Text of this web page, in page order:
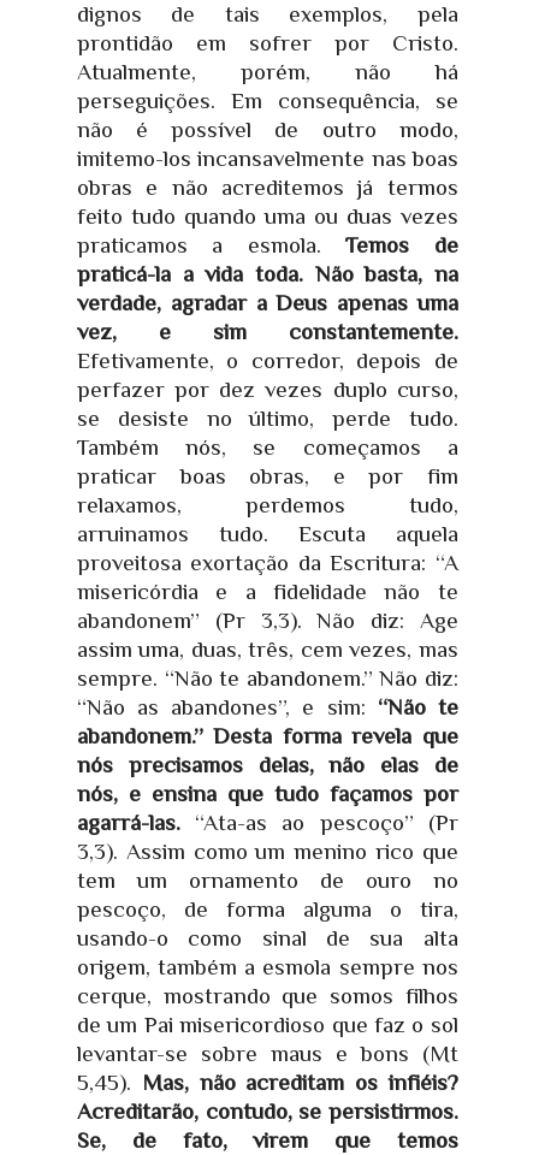
dignos de tais exemplos, pela
prontidão em sofrer por Cristo.
Atualmente, porém, não há
perseguições. Em consequência, se
não é possível de outro modo,
imitemo-los incansavelmente nas boas
obras e não acreditemos já termos
feito tudo quando uma ou duas vezes
praticamos a esmola.Temos de
praticá-la a vida toda. Não basta, na
verdade, agradar a Deus apenas uma
vez, e sim constantemente.
Efetivamente, o corredor, depois de
perfazer por dez vezes duplo curso,
se desiste no último, perde tudo.
Também nós, se começamos a
praticar boas obras, e por fim
relaxamos, perdemos tudo,
arruinamos tudo. Escuta aquela
proveitosa exortação da Escritura: “A
misericórdia e a fidelidade não te
abandonem” (Pr 3,3). Não diz: Age
assim uma, duas, três, cem vezes, mas
sempre. “Não te abandonem.” Não diz:
“Não as abandones”, e sim: “Não te
abandonem.” Desta forma revela que
nós precisamos delas, não elas de
nós, e ensina que tudo façamos por
agarrá-las. “Ata-as ao pescoço” (Pr
3,3). Assim como um menino rico que
tem um ornamento de ouro no
pescoço, de forma alguma o tira,
usando-o como sinal de sua alta
origem, também a esmola sempre nos
cerque, mostrando que somos filhos
de um Pai misericordioso que faz o sol
levantar-se sobre maus e bons (Mt
5,45). Mas, não acreditam os infiéis?
Acreditarão, contudo, se persistirmos.
Se, de fato, virem que temos